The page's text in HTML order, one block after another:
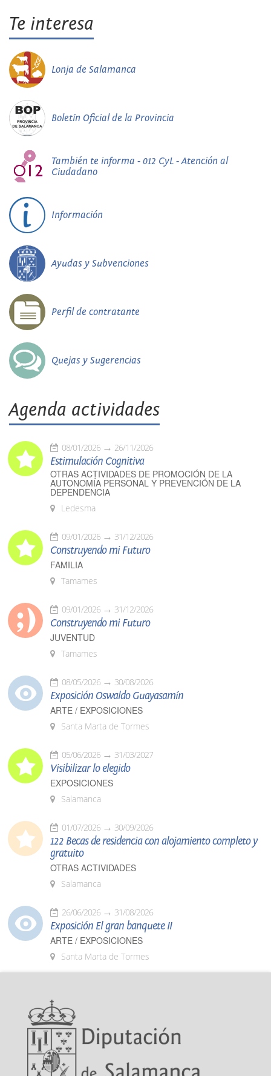
Te interesa
Lonja de Salamanca
Boletín Oficial de la Provincia
También te informa - 012 CyL - Atención al
Ciudadano
Información
Ayudas y Subvenciones
Perfil de contratante
Quejas y Sugerencias
Agenda actividades
08/01/2026 26/11/2026
Estimulación Cognitiva
OTRAS ACTIVIDADES DE PROMOCIÓN DE LA
AUTONOMÍA PERSONAL Y PREVENCIÓN DE LA
DEPENDENCIA
Ledesma
09/01/2026 31/12/2026
Construyendo mi Futuro
FAMILIA
Tamames
09/01/2026 31/12/2026
Construyendo mi Futuro
JUVENTUD
Tamames
08/05/2026 30/08/2026
Exposición Oswaldo Guayasamín
ARTE / EXPOSICIONES
Santa Marta de Tormes
05/06/2026 31/03/2027
Visibilizar lo elegido
EXPOSICIONES
Salamanca
01/07/2026 30/09/2026
122 Becas de residencia con alojamiento completo y
gratuito
OTRAS ACTIVIDADES
Salamanca
26/06/2026 31/08/2026
Exposición El gran banquete II
ARTE / EXPOSICIONES
Santa Marta de Tormes